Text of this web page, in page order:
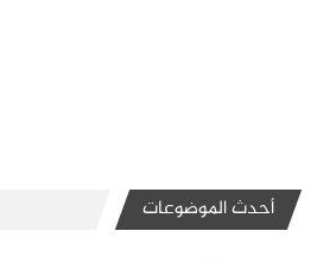
أحدث الموضوعات